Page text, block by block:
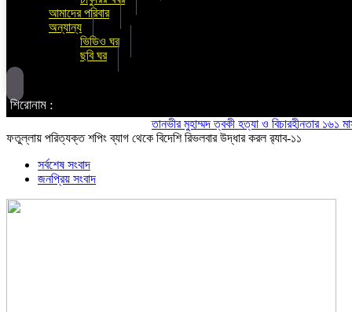
আমাদের পরিবার
অন্যান্য
ভিডিও ঘর
ছবি ঘর
শিরোনাম :
তানভীর মুহাম্মদ ত্বকী হত্যা ও বিচারহীনতার ১৬১ মাস
ফতুল্লায় পরিত্যক্ত শপিং ব্যাগ থেকে বিদেশি রিভলবার উদ্ধার করল র‍্যাব-১১
সর্বশেষ সংবাদ
জনপ্রিয় সংবাদ